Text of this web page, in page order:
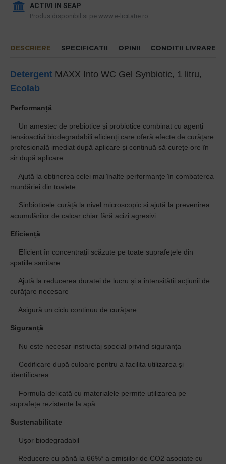
ACTIVI IN SEAP
Produs disponibil si pe www.e-licitatie.ro
DESCRIERE SPECIFICATII OPINII CONDITII LIVRARE
Detergent MAXX Into WC Gel Synbiotic, 1 litru,
Ecolab
Performanță
Un amestec de prebiotice și probiotice combinat cu agenți
tensioactivi biodegradabili eficienți care oferă efecte de curățare
profesională imediat după aplicare și continuă să curețe ore în
șir după aplicare
Ajută la obținerea celei mai înalte performanțe în combaterea
murdăriei din toalete
Sinbioticele curăță la nivel microscopic și ajută la prevenirea
acumulărilor de calcar chiar fără acizi agresivi
Eficiență
Eficient în concentrații scăzute pe toate suprafețele din
spațiile sanitare
Ajută la reducerea duratei de lucru și a intensității acțiunii de
curățare necesare
Asigură un ciclu continuu de curățare
Siguranță
Nu este necesar instructaj special privind siguranța
Codificare după culoare pentru a facilita utilizarea și
identificarea
Formula delicată cu materialele permite utilizarea pe
suprafețe rezistente la apă
Sustenabilitate
Ușor biodegradabil
cu până la 66%* a emisiilor de CO2 asociate cu